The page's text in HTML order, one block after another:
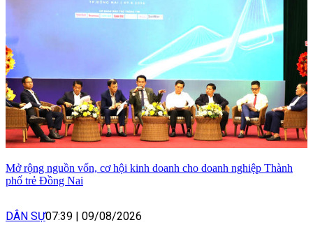
Mở rộng nguồn vốn, cơ hội kinh doanh cho doanh nghiệp Thành
phố trẻ Đồng Nai
DÂN SỰ07:39 09/08/2026